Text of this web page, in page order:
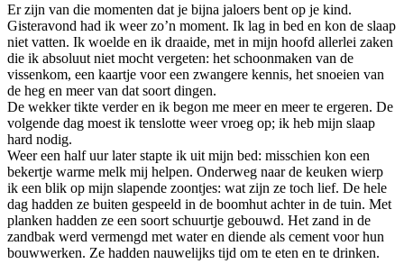
Er zijn van die momenten dat je bijna jaloers bent op je kind.
Gisteravond had ik weer zo’n moment. Ik lag in bed en kon de slaap
niet vatten. Ik woelde en ik draaide, met in mijn hoofd allerlei zaken
die ik absoluut niet mocht vergeten: het schoonmaken van de
vissenkom, een kaartje voor een zwangere kennis, het snoeien van
de heg en meer van dat soort dingen.
De wekker tikte verder en ik begon me meer en meer te ergeren. De
volgende dag moest ik tenslotte weer vroeg op; ik heb mijn slaap
hard nodig.
Weer een half uur later stapte ik uit mijn bed: misschien kon een
bekertje warme melk mij helpen. Onderweg naar de keuken wierp
ik een blik op mijn slapende zoontjes: wat zijn ze toch lief. De hele
dag hadden ze buiten gespeeld in de boomhut achter in de tuin. Met
planken hadden ze een soort schuurtje gebouwd. Het zand in de
zandbak werd vermengd met water en diende als cement voor hun
bouwwerken. Ze hadden nauwelijks tijd om te eten en te drinken.